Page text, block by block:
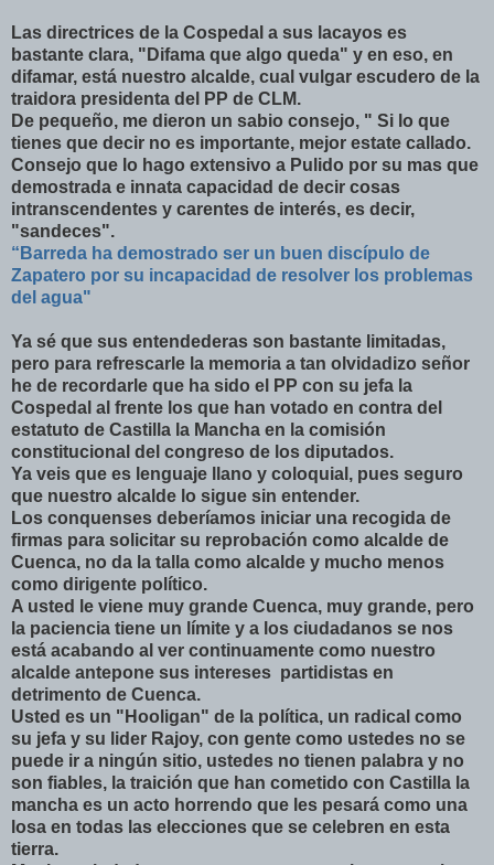
Las directrices de la Cospedal a sus lacayos es
bastante clara, "Difama que algo queda" y en eso, en
difamar, está nuestro alcalde, cual vulgar escudero de la
traidora presidenta del PP de CLM.
De pequeño, me dieron un sabio consejo, " Si lo que
tienes que decir no es importante, mejor estate callado.
Consejo que lo hago extensivo a Pulido por su mas que
demostrada e innata capacidad de decir cosas
intranscendentes y carentes de interés, es decir,
"sandeces".
“Barreda ha demostrado ser un buen discípulo de
Zapatero por su incapacidad de resolver los problemas
del agua"
Ya sé que sus entendederas son bastante limitadas,
pero para refrescarle la memoria a tan olvidadizo señor
he de recordarle que ha sido el PP con su jefa la
Cospedal al frente los que han votado en contra del
estatuto de Castilla la Mancha en la comisión
constitucional del congreso de los diputados.
Ya veis que es lenguaje llano y coloquial, pues seguro
que nuestro alcalde lo sigue sin entender.
Los conquenses deberíamos iniciar una recogida de
firmas para solicitar su reprobación como alcalde de
Cuenca, no da la talla como alcalde y mucho menos
como dirigente político.
A usted le viene muy grande Cuenca, muy grande, pero
la paciencia tiene un límite y a los ciudadanos se nos
está acabando al ver continuamente como nuestro
alcalde antepone sus intereses partidistas en
detrimento de Cuenca.
Usted es un "Hooligan" de la política, un radical como
su jefa y su lider Rajoy, con gente como ustedes no se
puede ir a ningún sitio, ustedes no tienen palabra y no
son fiables, la traición que han cometido con Castilla la
mancha es un acto horrendo que les pesará como una
losa en todas las elecciones que se celebren en esta
tierra.